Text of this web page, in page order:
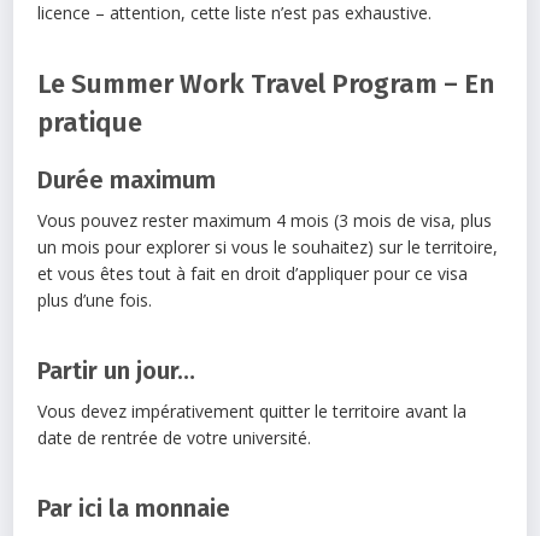
licence – attention, cette liste n’est pas exhaustive.
Le Summer Work Travel Program – En
pratique
Durée maximum
Vous pouvez rester maximum 4 mois (3 mois de visa, plus
un mois pour explorer si vous le souhaitez) sur le territoire,
et vous êtes tout à fait en droit d’appliquer pour ce visa
plus d’une fois.
Partir un jour…
Vous devez impérativement quitter le territoire avant la
date de rentrée de votre université.
Par ici la monnaie